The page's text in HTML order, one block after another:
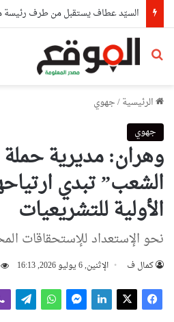
بحث عن
الرئيسية/جهوي
جهوي
وهران: مديرية
الشعب” تبدي
الأولية للتشريعيات
نحو الإستعداد للإستحقاقات
كمال ف الإثنين, 6 يوليو 2026, 16:13